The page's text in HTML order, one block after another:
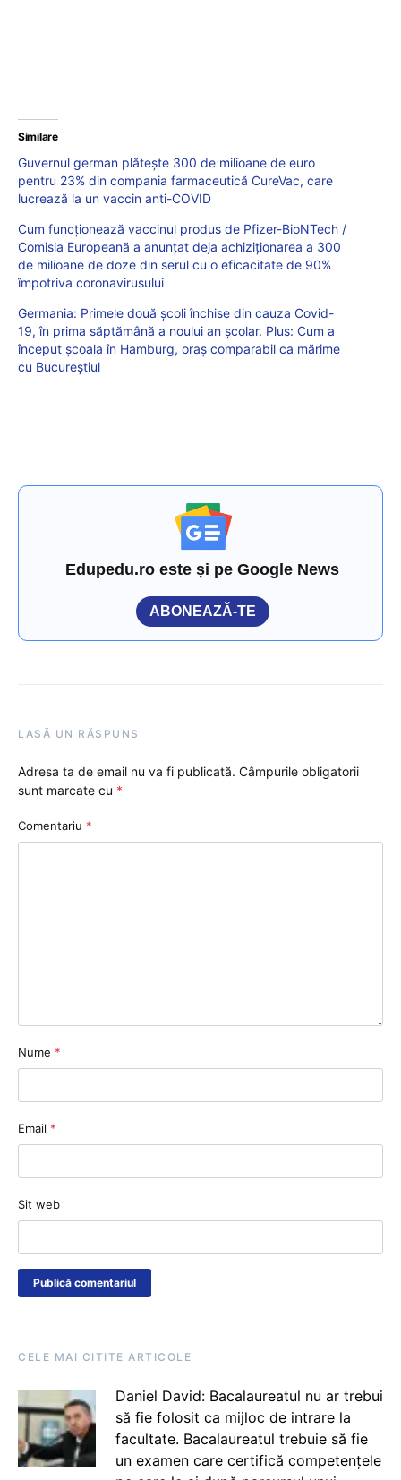
Similare
Guvernul german plătește 300 de milioane de euro
pentru 23% din compania farmaceutică CureVac, care
lucrează la un vaccin anti-COVID
Cum funcționează vaccinul produs de Pfizer-BioNTech /
Comisia Europeană a anunțat deja achiziționarea a 300
de milioane de doze din serul cu o eficacitate de 90%
împotriva coronavirusului
Germania: Primele două școli închise din cauza Covid-
19, în prima săptămână a noului an școlar. Plus: Cum a
început școala în Hamburg, oraș comparabil ca mărime
cu Bucureștiul
Edupedu.ro este și pe Google News
ABONEAZĂ-TE
LASĂ UN RĂSPUNS
Adresa ta de email nu va fi publicată. Câmpurile obligatorii
sunt marcate cu *
Comentariu *
Nume *
Email *
Sit web
CELE MAI CITITE ARTICOLE
Daniel David: Bacalaureatul nu ar trebui
să fie folosit ca mijloc de intrare la
facultate. Bacalaureatul trebuie să fie
un examen care certifică competențele